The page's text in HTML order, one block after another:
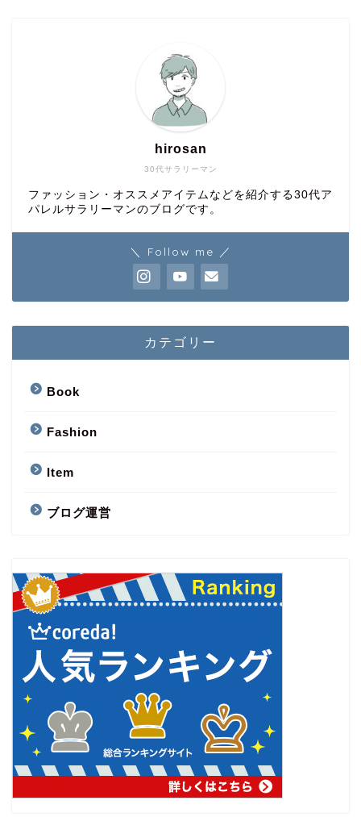
30代サラリーマン
hirosan
ファッション・オススメアイテムなどを紹介する30代ア
パレルサラリーマンのブログです。
＼ Follow me ／
カテゴリー
Book
Fashion
Item
ブログ運営